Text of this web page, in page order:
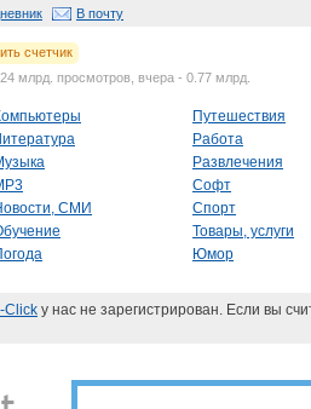
В почту
счетчик
млрд. просмотров, вчера - 0.77 млрд.
СМИ
Путешествия
Работа
Развлечения
Софт
Спорт
Товары, услуги
Юмор
Click у нас не зарегистрирован. Если вы